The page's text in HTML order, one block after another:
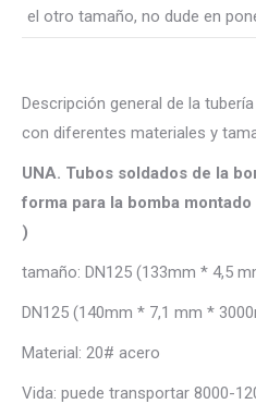
el otro tamaño, no dude en
Descripción general de la
con diferentes materiales y
UNA. Tubos soldados de la
forma para la bomba
)
tamaño: DN125 (133mm * 4,5
DN125 (140mm * 7,1 mm *
Material: 20# acero
Vida: puede transportar 8000-